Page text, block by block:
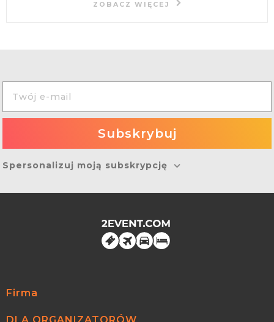
ZOBACZ WIĘCEJ
Spersonalizuj moją subskrypcję
Firma